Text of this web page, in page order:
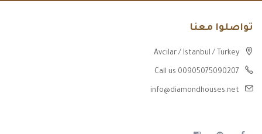
تواصلوا معنا
Avcilar / Istanbul / Turkey
Call us 00905075090207
info@diamondhouses.net